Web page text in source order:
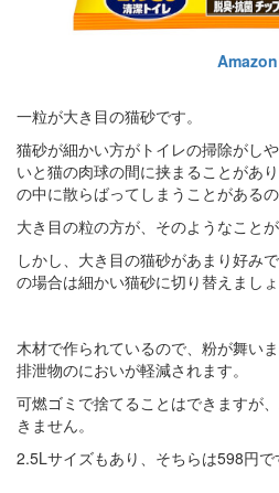
Amazon
一粒が大き目の猫砂です。
猫砂が細かい方がトイレの掃除がし
いと猫の肉球の間に挟まることがあ
の中に散らばってしまうことがあるの
大き目の粒の方が、そのようなことが
しかし、大き目の猫砂があまり好み
の場合は細かい猫砂に切り替えましょ
木材で作られているので、粉が舞い
排泄物のにおいが軽減されます。
可燃ゴミで捨てることはできますが
きません。
2.5Lサイズもあり、そちらは598円で